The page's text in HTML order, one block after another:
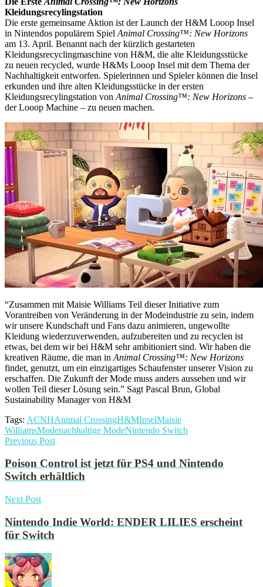
Kleidungsrecylingstation
Die erste gemeinsame Aktion ist der Launch der H&M Looop Insel
in Nintendos populärem Spiel Animal Crossing™: New Horizons
am 13. April. Benannt nach der kürzlich gestarteten
Kleidungsrecyclingmaschine von H&M, die alte Kleidungsstücke
zu neuen recycled, wurde H&Ms Looop Insel mit dem Thema der
Nachhaltigkeit entworfen. Spielerinnen und Spieler können die Insel
erkunden und ihre alten Kleidungsstücke in der ersten
Kleidungsrecylingstation von Animal Crossing™: New Horizons –
der Looop Machine – zu neuen machen.
“Zusammen mit Maisie Williams Teil dieser Initiative zum
Vorantreiben von Veränderung in der Modeindustrie zu sein, indem
wir unsere Kundschaft und Fans dazu animieren, ungewollte
Kleidung wiederzuverwenden, aufzubereiten und zu recyclen ist
etwas, bei dem wir bei H&M sehr ambitioniert sind. Wir haben die
kreativen Räume, die man in Animal Crossing™: New Horizons
findet, genutzt, um ein einzigartiges Schaufenster unserer Vision zu
erschaffen. Die Zukunft der Mode muss anders aussehen und wir
wollen Teil dieser Lösung sein.” Sagt Pascal Brun, Global
Sustainability Manager von H&M
Tags: ACNHAnimal CrossingH&MInselMaisie
WilliamsModenachhaltige ModeNintendo Switch
Previous Post
Poison Control ist jetzt für PS4 und Nintendo
Switch erhältlich
Next Post
Nintendo Indie World: ENDER LILIES erscheint
für Switch